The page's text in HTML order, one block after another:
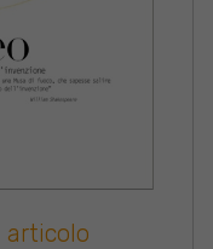
articolo